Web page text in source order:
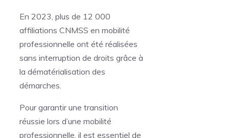
En 2023, plus de 12 000
affiliations CNMSS en mobilité
professionnelle ont été réalisées
sans interruption de droits grâce à
la dématérialisation des
démarches.
Pour garantir une transition
réussie lors d’une mobilité
professionnelle, il est essentiel de